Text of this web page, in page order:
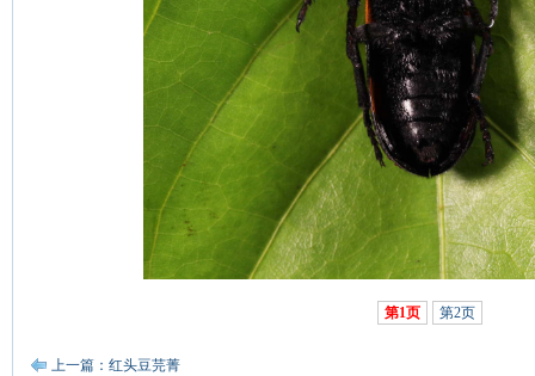
第1页 第2页
上一篇：红头豆芫菁